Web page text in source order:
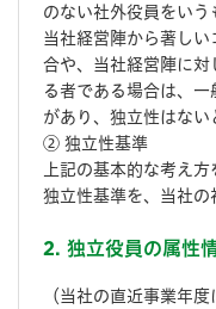
のない社外役員をいう
当社経営陣から著し
合や、当社経営陣に
る者である場合は、
があり、独立性はない
② 独立性基準
上記の基本的な考え
独⽴性基準を、当社の
2. 独立役員の属性
（当社の直近事業年度